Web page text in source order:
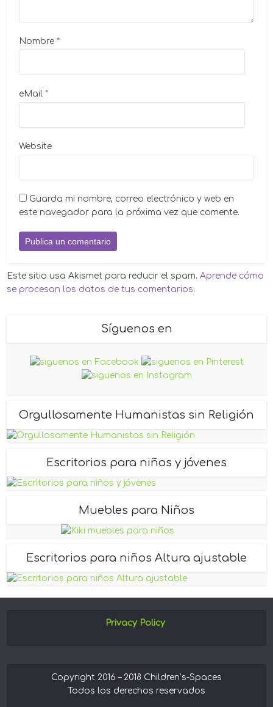
Nombre *
eMail *
Website
Guarda mi nombre, correo electrónico y web en
este navegador para la próxima vez que comente.
Este sitio usa Akismet para reducir el spam.Aprende cómo
se procesan los datos de tus comentarios.
Síguenos en
Orgullosamente Humanistas sin Religión
Escritorios para niños y jóvenes
Muebles para Niños
Escritorios para niños Altura ajustable
Privacy Policy
Copyright 2016 – 2018 Children’s-Spaces
Todos los derechos reservados